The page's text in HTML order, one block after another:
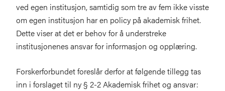
ved egen institusjon, samtidig som tre av fem ikke visste
om egen institusjon har en policy på akademisk frihet.
Dette viser at det er behov for å understreke
institusjonenes ansvar for informasjon og opplæring.
Forskerforbundet foreslår derfor at følgende tillegg tas
inn i forslaget til ny § 2-2 Akademisk frihet og ansvar: